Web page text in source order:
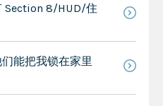
Section 8/HUD/住
能把我锁在家里